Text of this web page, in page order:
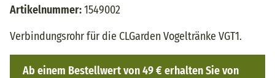
Artikelnummer:1549002
Verbindungsrohr für die CLGarden Vogeltränke VGT1.
Ab einem Bestellwert von 49 € erhalten Sie von